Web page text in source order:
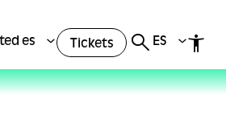
es Tickets ES